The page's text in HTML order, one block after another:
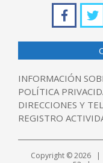
INFORMACIÓN
POLÍTICA
DIRECCIONES Y
REGISTRO
Copyright © 2026 |